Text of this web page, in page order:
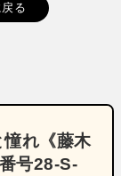
る
れ《藤木
号28‐S‐